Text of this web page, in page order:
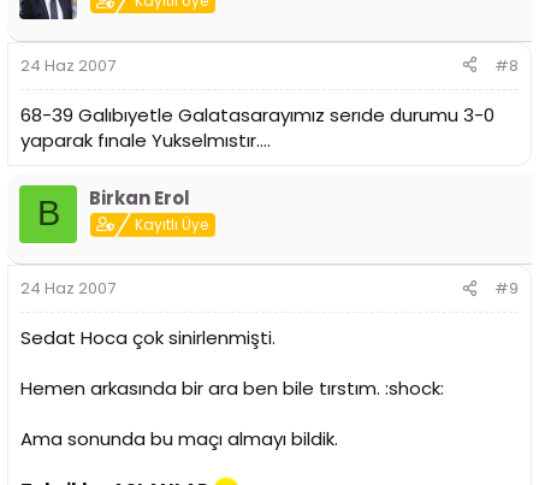
24 Haz 2007 #8
68-39 Galıbıyetle Galatasarayımız serıde durumu 3-0
yaparak fınale Yukselmıstır....
B Birkan Erol
Kayıtlı Üye
24 Haz 2007 #9
Sedat Hoca çok sinirlenmişti.
Hemen arkasında bir ara ben bile tırstım. :shock:
Ama sonunda bu maçı almayı bildik.